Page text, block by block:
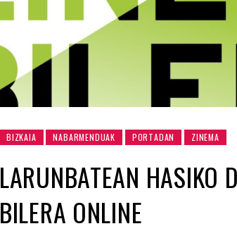
BIZKAIA NABARMENDUAK PORTADAN ZINEMA
LARUNBATEAN HASIKO
BILERA ONLINE